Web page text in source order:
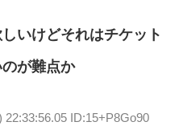
いけどそれはチケット
が難点か
22:33:56.05 ID:15+P8Go90